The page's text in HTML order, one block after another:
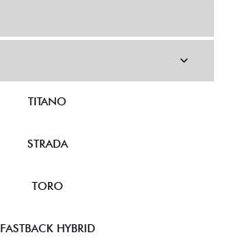
TITANO
STRADA
TORO
FASTBACK HYBRID